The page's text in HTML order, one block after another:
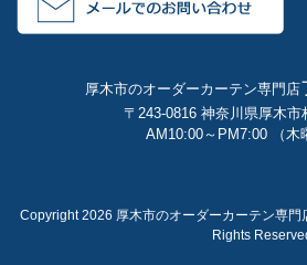
厚木市のオーダーカーテン専門店
〒243-0816 神奈川県厚木市
AM10:00～PM7:00 （木
Copyright 2026 厚木市のオーダーカーテン専
Rights